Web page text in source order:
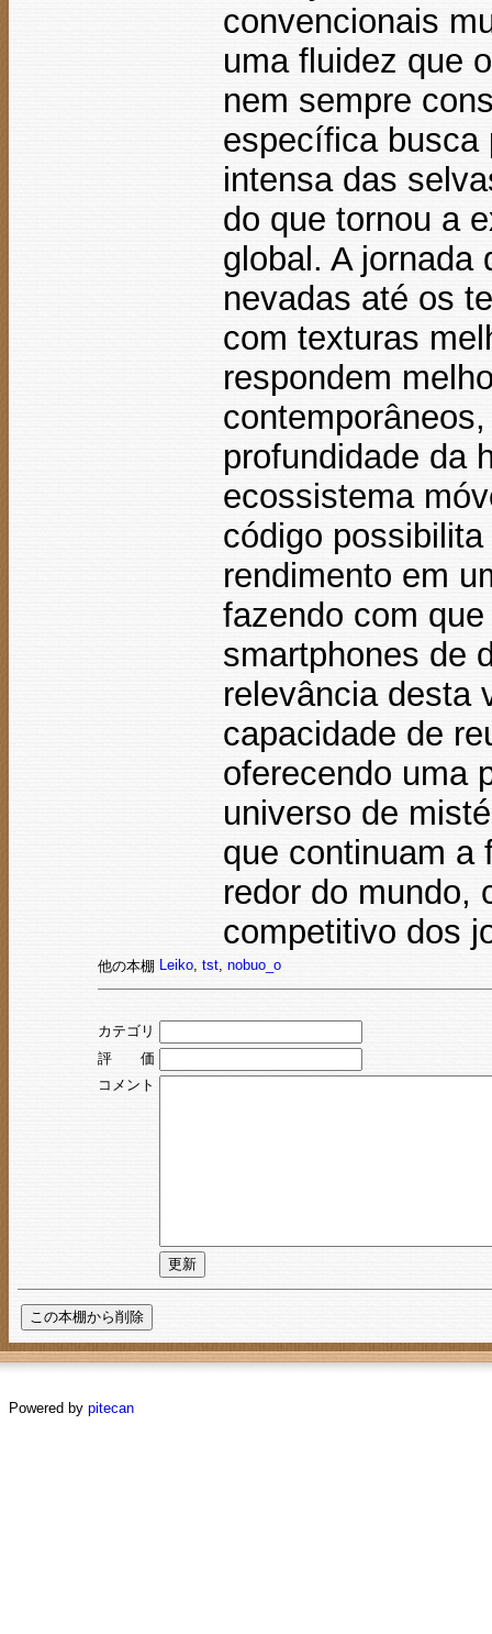
convencionais
uma fluidez que
nem sempre
específica busca
intensa das
do que tornou a
global. A jornada
nevadas até os
com texturas
respondem
profundidade da
ecossistema
código
rendimento em
fazendo com
smartphones de
relevância desta
capacidade de
oferecendo uma
universo de
que continuam a
redor do mundo,
competitivo dos
他の本棚 Leiko, tst, nobuo_o
カテゴリ
評 価
コメント
Powered by pitecan